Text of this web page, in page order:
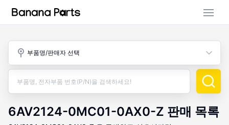
부품명/판매자 선택
6AV2124-0MC01-0AX0-Z 판매 목록